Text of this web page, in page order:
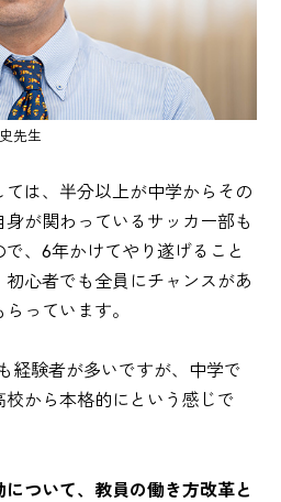
先生
ては、半分以上が中学からその
が関わっているサッカー部も
、6年かけてやり遂げること
心者でも全員にチャンスがあ
っています。
経験者が多いですが、中学で
から本格的にという感じで
ついて、教員の働き方改革と